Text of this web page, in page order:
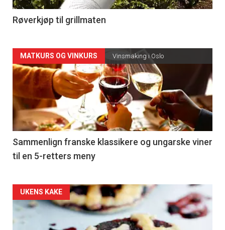
4
Røverkjøp til grillmaten
Forsiden
akkurat
nå
-
5
MATKURS OG VINKURS Vinsmaking i Oslo
Sammenlign franske klassikere og ungarske viner
til en 5-retters meny
Forsiden
akkurat
UKENS KAKE